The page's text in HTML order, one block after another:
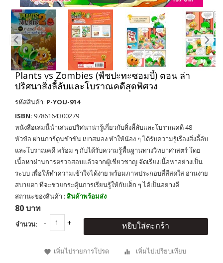
Plants vs Zombies (พืชปะทะซอมบี้) ตอน ล่า
ปริศนาสิ่งลี้ลับและโบราณคดีสุดพิศวง
รหัสสินค้า: P-YOU-914
ISBN: 9786164300279
หนังสือเล่มนี้นำเสนอปริศนาน่ารู้เกี่ยวกับสิ่งลี้ลับและโบราณคดี 48
หัวข้อ ผ่านการ์ตูนขำขัน เบาสมอง ทำให้น้อง ๆ ได้รับความรู้เรื่องสิ่งลี้ลับ
และโบราณคดี พร้อม ๆ กับได้รับความรู้พื้นฐานทางวิทยาศาสตร์ โดย
เนื้อหาผ่านการตรวจสอบแล้วจากผู้เชี่ยวชาญ จัดเรียงเนื้อหาอย่างเป็น
ระบบ เพื่อให้ทำความเข้าใจได้ง่าย พร้อมภาพประกอบสี่สีสดใส อ่านง่าย
สบายตา ที่จะช่วยกระตุ้นการเรียนรู้ให้กับเด็ก ๆ ได้เป็นอย่างดี
สถานะของสินค้า : สินค้าพร้อมส่ง
80 บาท
จำนวน: หยิบใส่ตะกร้า
เพิ่มไปรายการโปรด เพิ่มไปเปรียบเทียบ